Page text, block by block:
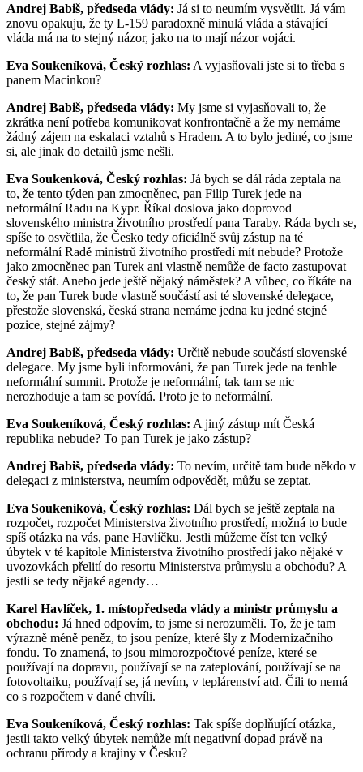
Andrej Babiš, předseda vlády: Já si to neumím vysvětlit. Já vám
znovu opakuju, že ty L-159 paradoxně minulá vláda a stávající
vláda má na to stejný názor, jako na to mají názor vojáci.
Eva Soukeníková, Český rozhlas: A vyjasňovali jste si to třeba s
panem Macinkou?
Andrej Babiš, předseda vlády: My jsme si vyjasňovali to, že
zkrátka není potřeba komunikovat konfrontačně a že my nemáme
žádný zájem na eskalaci vztahů s Hradem. A to bylo jediné, co jsme
si, ale jinak do detailů jsme nešli.
Eva Soukenková, Český rozhlas: Já bych se dál ráda zeptala na
to, že tento týden pan zmocněnec, pan Filip Turek jede na
neformální Radu na Kypr. Říkal doslova jako doprovod
slovenského ministra životního prostředí pana Taraby. Ráda bych se,
spíše to osvětlila, že Česko tedy oficiálně svůj zástup na té
neformální Radě ministrů životního prostředí mít nebude? Protože
jako zmocněnec pan Turek ani vlastně nemůže de facto zastupovat
český stát. Anebo jede ještě nějaký náměstek? A vůbec, co říkáte na
to, že pan Turek bude vlastně součástí asi té slovenské delegace,
přestože slovenská, česká strana nemáme jedna ku jedné stejné
pozice, stejné zájmy?
Andrej Babiš, předseda vlády: Určitě nebude součástí slovenské
delegace. My jsme byli informováni, že pan Turek jede na tenhle
neformální summit. Protože je neformální, tak tam se nic
nerozhoduje a tam se povídá. Proto je to neformální.
Eva Soukeníková, Český rozhlas: A jiný zástup mít Česká
republika nebude? To pan Turek je jako zástup?
Andrej Babiš, předseda vlády: To nevím, určitě tam bude někdo v
delegaci z ministerstva, neumím odpovědět, můžu se zeptat.
Eva Soukeníková, Český rozhlas: Dál bych se ještě zeptala na
rozpočet, rozpočet Ministerstva životního prostředí, možná to bude
spíš otázka na vás, pane Havlíčku. Jestli můžeme číst ten velký
úbytek v té kapitole Ministerstva životního prostředí jako nějaké v
uvozovkách přelití do resortu Ministerstva průmyslu a obchodu? A
jestli se tedy nějaké agendy…
Karel Havlíček, 1. místopředseda vlády a ministr průmyslu a
obchodu: Já hned odpovím, to jsme si nerozuměli. To, že je tam
výrazně méně peněz, to jsou peníze, které šly z Modernizačního
fondu. To znamená, to jsou mimorozpočtové peníze, které se
používají na dopravu, používají se na zateplování, používají se na
fotovoltaiku, používají se, já nevím, v teplárenství atd. Čili to nemá
co s rozpočtem v dané chvíli.
Eva Soukeníková, Český rozhlas: Tak spíše doplňující otázka,
jestli takto velký úbytek nemůže mít negativní dopad právě na
ochranu přírody a krajiny v Česku?